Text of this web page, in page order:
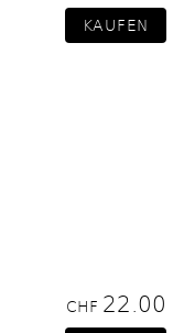
CHF 22.00